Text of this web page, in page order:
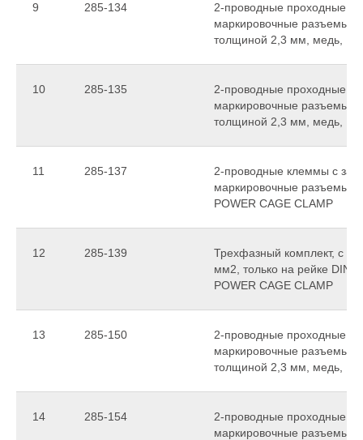
9 285-134
2-проводные проходные
маркировочные разъемы,
толщиной 2,3 мм, медь,
10 285-135
2-проводные проходные
маркировочные разъемы,
толщиной 2,3 мм, медь,
11 285-137
2-проводные клеммы с
маркировочные разъемы,
POWER CAGE CLAMP
12 285-139
Трехфазный комплект, с
мм2, только на рейке DIN
POWER CAGE CLAMP
13 285-150
2-проводные проходные
маркировочные разъемы,
толщиной 2,3 мм, медь,
14 285-154
2-проводные проходные
маркировочные разъемы,